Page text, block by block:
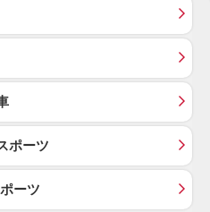
ポーツ
ーツ